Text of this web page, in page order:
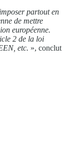
partout en
de mettre
européenne.
2 de la loi
etc. », conclut